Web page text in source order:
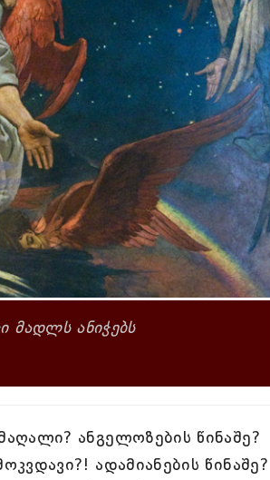
მადლს ანიჭებს
ანგელოზების წინაშე?
ადამიანების წინაშე?